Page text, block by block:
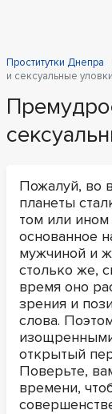
Проститутки Днепра
и сексуальные
Пожалуй, во
планеты
том или ином
основанное
мужчиной и
столько же,
время оно
зрения и
слова.
открытый
Поверьте,
времени,